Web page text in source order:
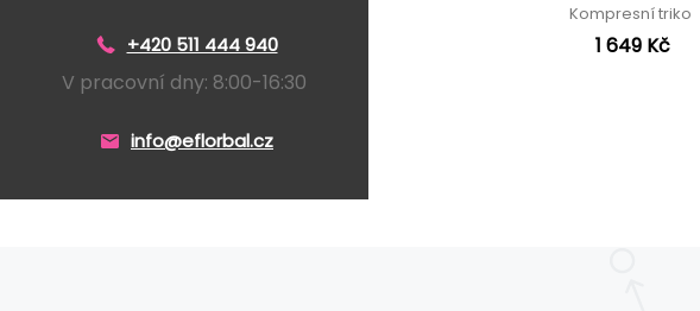
+420 511 444 940
V pracovní dny: 8:00-16:30
info@eflorbal.cz
Kompresní triko
1 649 Kč